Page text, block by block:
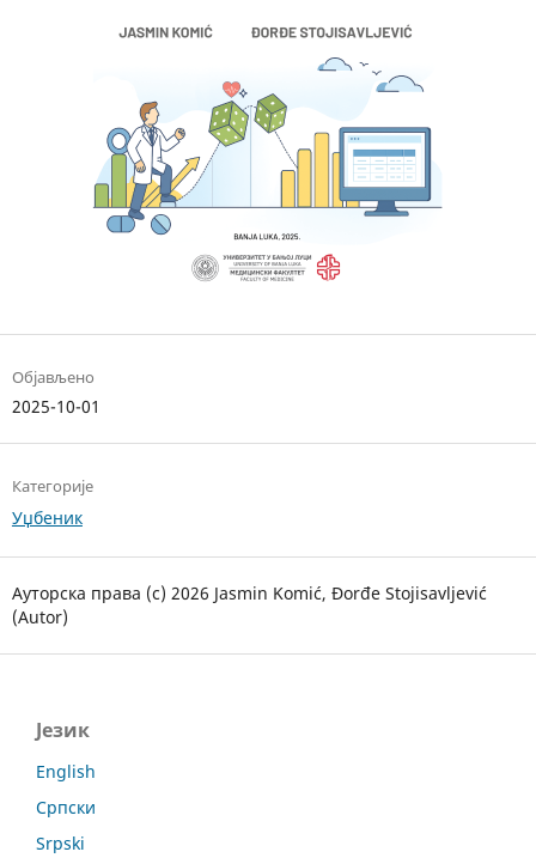
Објављено
2025-10-01
Категорије
Уџбеник
Ауторска права (c) 2026 Jasmin Komić, Đorđe Stojisavljević
(Autor)
Језик
English
Српски
Srpski